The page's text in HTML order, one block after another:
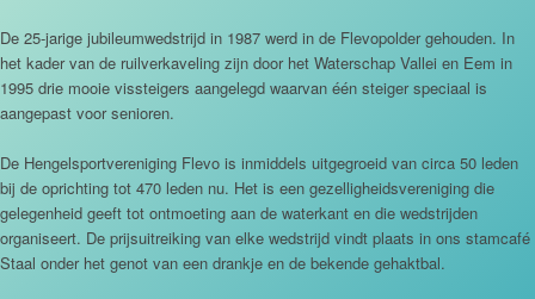
De 25-jarige jubileumwedstrijd in 1987 werd in de Flevopolder gehouden. In
het kader van de ruilverkaveling zijn door het Waterschap Vallei en Eem in
1995 drie mooie vissteigers aangelegd waarvan één steiger speciaal is
aangepast voor senioren.
De Hengelsportvereniging Flevo is inmiddels uitgegroeid van circa 50 leden
bij de oprichting tot 470 leden nu. Het is een gezelligheidsvereniging die
gelegenheid geeft tot ontmoeting aan de waterkant en die wedstrijden
organiseert. De prijsuitreiking van elke wedstrijd vindt plaats in ons stamcafé
Staal onder het genot van een drankje en de bekende gehaktbal.